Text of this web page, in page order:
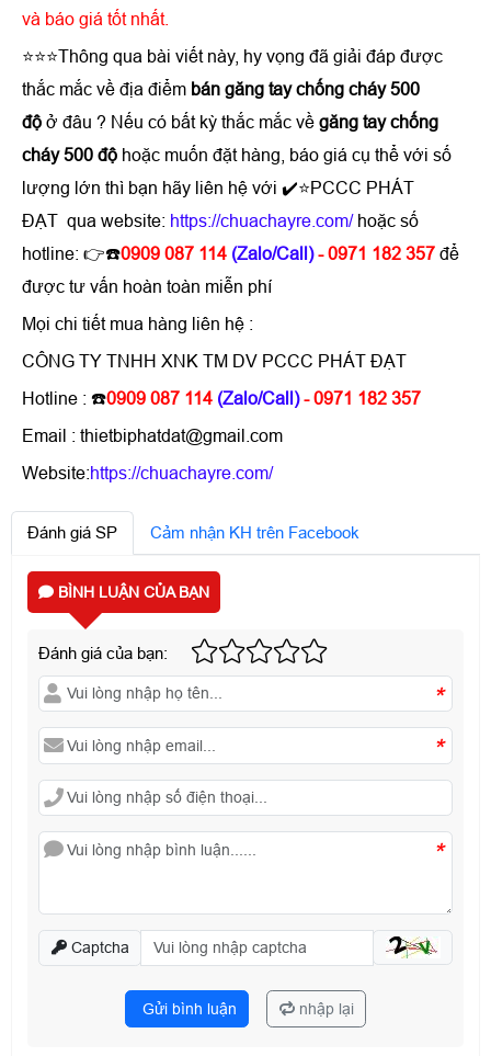
và báo giá tốt nhất.
⭐⭐⭐Thông qua bài viết này, hy vọng đã giải đáp được
thắc mắc về địa điểm bán găng tay chống cháy 500
độ ở đâu ? Nếu có bất kỳ thắc mắc về găng tay chống
cháy 500 độ hoặc muốn đặt hàng, báo giá cụ thể với số
lượng lớn thì bạn hãy liên hệ với ✔️⭐PCCC PHÁT
ĐẠT qua website: https://chuachayre.com/ hoặc số
hotline: 👉☎️0909 087 114 (Zalo/Call) - 0971 182 357 để
được tư vấn hoàn toàn miễn phí
Mọi chi tiết mua hàng liên hệ :
CÔNG TY TNHH XNK TM DV PCCC PHÁT ĐẠT
Hotline : ☎️0909 087 114 (Zalo/Call) - 0971 182 357
Email : thietbiphatdat@gmail.com
Website:https://chuachayre.com/
Đánh giá SP Cảm nhận KH trên Facebook
BÌNH LUẬN CỦA BẠN
Đánh giá của bạn:
*
*
*
Captcha
Gửi bình luận nhập lại